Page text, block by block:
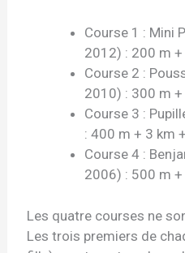
Course 1 : Mini
2012) : 200 m
Course 2 :
2010) : 300 m
Course 3 :
: 400 m + 3 km
Course 4 :
2006) : 500 m
Les quatre courses ne
Les trois premiers de